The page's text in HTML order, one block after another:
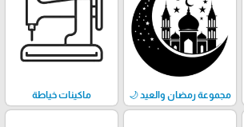
مجموعة رمضان والعيد 🌙 ماكينات خياطة